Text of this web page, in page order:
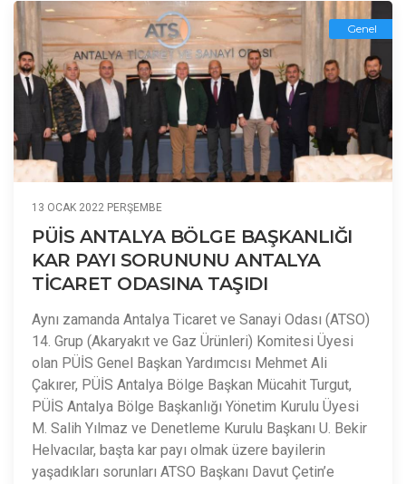
Genel
13 OCAK 2022 PERŞEMBE
PÜİS ANTALYA BÖLGE BAŞKANLIĞI
KAR PAYI SORUNUNU ANTALYA
TİCARET ODASINA TAŞIDI
Aynı zamanda Antalya Ticaret ve Sanayi Odası (ATSO)
14. Grup (Akaryakıt ve Gaz Ürünleri) Komitesi Üyesi
olan PÜİS Genel Başkan Yardımcısı Mehmet Ali
Çakırer, PÜİS Antalya Bölge Başkan Mücahit Turgut,
PÜİS Antalya Bölge Başkanlığı Yönetim Kurulu Üyesi
M. Salih Yılmaz ve Denetleme Kurulu Başkanı U. Bekir
Helvacılar, başta kar payı olmak üzere bayilerin
yaşadıkları sorunları ATSO Başkanı Davut Çetin’e